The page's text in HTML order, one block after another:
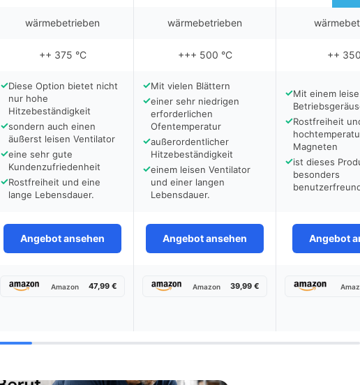
wärmebetrieben wärmebetrieben
++ 375 °C +++ 500 °C ++
✓Diese Option bietet nicht
nur hohe
Hitzebeständigkeit
✓sondern auch einen
äußerst leisen Ventilator
✓eine sehr gute
Kundenzufriedenheit
✓Rostfreiheit und eine
lange Lebensdauer.
✓Mit vielen Blättern
✓einer sehr niedrigen
erforderlichen
Ofentemperatur
✓außerordentlicher
Hitzebeständigkeit
✓einem leisen Ventilator
und einer langen
Lebensdauer.
✓Mit einem
✓Rostfreiheit
Magneten
✓ist dieses
besonders
Angebot ansehen Angebot ansehen Angebot
Amazon 47,99 € Amazon 39,99 €